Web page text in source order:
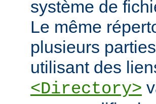
système de
Le même
plusieurs
utilisant des
<Directory>